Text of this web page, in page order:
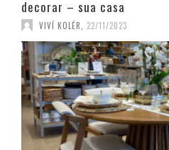
decorar – sua casa
VIVÍ KOLÉR 22/11/2023